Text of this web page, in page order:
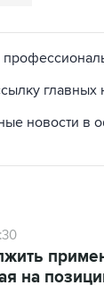
главных
новости в
на